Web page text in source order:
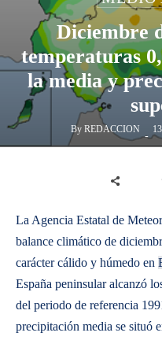
Diciembre
temperaturas
la media y
By REDACCION -
La Agencia Estatal de
balance climático de
carácter cálido y húmedo en
España peninsular alcanzó
del periodo de referencia
precipitación media se situó